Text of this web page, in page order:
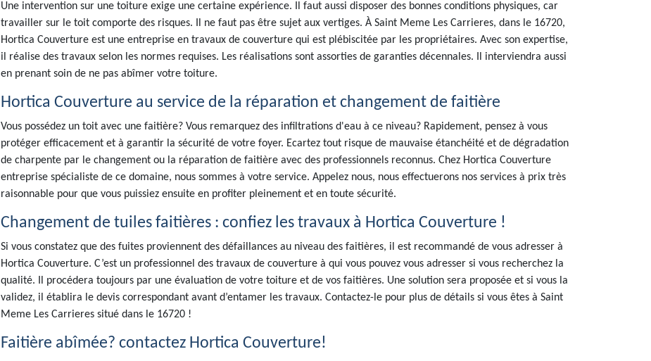
Une intervention sur une toiture exige une certaine expérience. Il faut aussi disposer des bonnes conditions physiques, car
travailler sur le toit comporte des risques. Il ne faut pas être sujet aux vertiges. À Saint Meme Les Carrieres, dans le 16720,
Hortica Couverture est une entreprise en travaux de couverture qui est plébiscitée par les propriétaires. Avec son expertise,
il réalise des travaux selon les normes requises. Les réalisations sont assorties de garanties décennales. Il interviendra aussi
en prenant soin de ne pas abîmer votre toiture.
Hortica Couverture au service de la réparation et changement de faitière
Vous possédez un toit avec une faitière? Vous remarquez des infiltrations d'eau à ce niveau? Rapidement, pensez à vous
protéger efficacement et à garantir la sécurité de votre foyer. Ecartez tout risque de mauvaise étanchéité et de dégradation
de charpente par le changement ou la réparation de faitière avec des professionnels reconnus. Chez Hortica Couverture
entreprise spécialiste de ce domaine, nous sommes à votre service. Appelez nous, nous effectuerons nos services à prix très
raisonnable pour que vous puissiez ensuite en profiter pleinement et en toute sécurité.
Changement de tuiles faitières : confiez les travaux à Hortica Couverture !
Si vous constatez que des fuites proviennent des défaillances au niveau des faitières, il est recommandé de vous adresser à
Hortica Couverture. C’est un professionnel des travaux de couverture à qui vous pouvez vous adresser si vous recherchez la
qualité. Il procédera toujours par une évaluation de votre toiture et de vos faitières. Une solution sera proposée et si vous la
validez, il établira le devis correspondant avant d’entamer les travaux. Contactez-le pour plus de détails si vous êtes à Saint
Meme Les Carrieres situé dans le 16720 !
Faitière abîmée? contactez Hortica Couverture!